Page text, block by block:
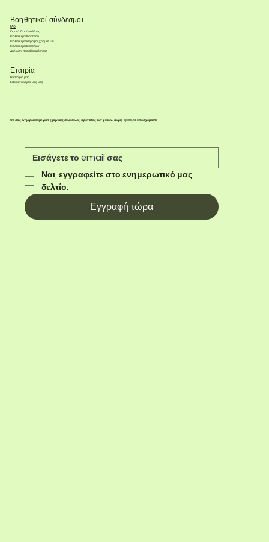
Βοηθητικοί σύνδεσμοι
FAQ
Όροι & Προϋποθέσεις
Πολιτική απορρήτου
Πολιτική επιστροφής χρημάτων
Πολιτική αποστολών
Δήλωση προσβασιμότητας
Εταιρία
Η ιστορία μας
Επικοινωνήστε μαζί μας
Θα σας ενημερώσουμε για τις μηνιαίες συμβουλές φροντίδας των φυτών. Χωρίς spam, το υποσχόμαστε.
Ναι, εγγραφείτε στο ενημερωτικό μας
δελτίο.
Εγγραφή τώρα